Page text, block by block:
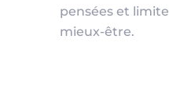
pensées et
mieux-être.